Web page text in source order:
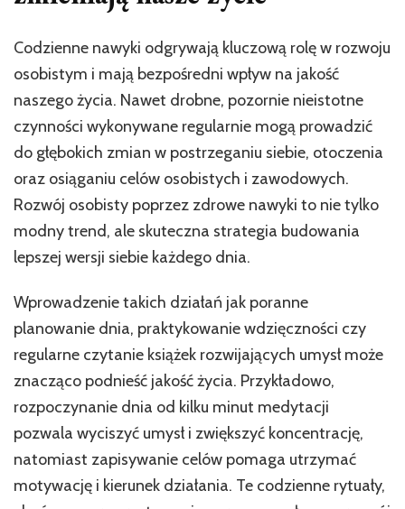
Codzienne nawyki odgrywają kluczową rolę w rozwoju
osobistym i mają bezpośredni wpływ na jakość
naszego życia. Nawet drobne, pozornie nieistotne
czynności wykonywane regularnie mogą prowadzić
do głębokich zmian w postrzeganiu siebie, otoczenia
oraz osiąganiu celów osobistych i zawodowych.
Rozwój osobisty poprzez zdrowe nawyki to nie tylko
modny trend, ale skuteczna strategia budowania
lepszej wersji siebie każdego dnia.
Wprowadzenie takich działań jak poranne
planowanie dnia, praktykowanie wdzięczności czy
regularne czytanie książek rozwijających umysł może
znacząco podnieść jakość życia. Przykładowo,
rozpoczynanie dnia od kilku minut medytacji
pozwala wyciszyć umysł i zwiększyć koncentrację,
natomiast zapisywanie celów pomaga utrzymać
motywację i kierunek działania. Te codzienne rytuały,